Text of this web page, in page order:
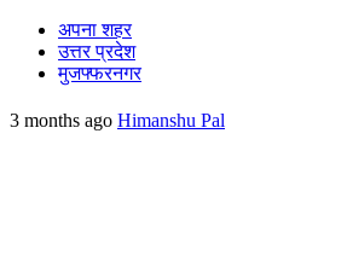
अपना शहर
उत्तर प्रदेश
मुजफ्फरनगर
3 months ago Himanshu Pal